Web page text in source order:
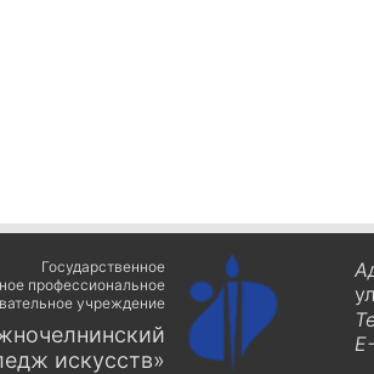
Государственное
профессиональное
учреждение
искусств»